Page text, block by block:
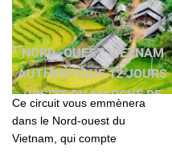
NORD -OUEST VIETNAM
AUTHENTIQUE 12 JOURS
(VISITE DU MARCHÉ DE
L’AMOUR MOC CHAU)
Ce circuit vous emmènera
dans le Nord-ouest du
Vietnam, qui compte